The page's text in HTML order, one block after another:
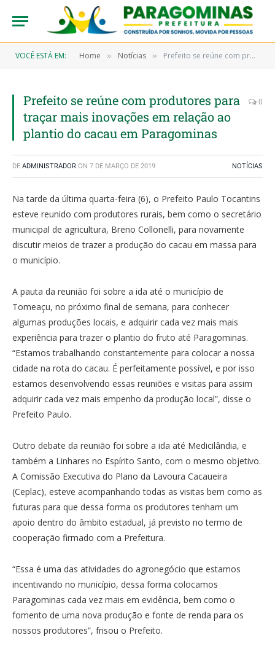
VOCÊ ESTÁ EM: Home » Notícias » Prefeito se reúne com produtores para traçar mais inovações em relação ao plantio do cacau em Paragominas
Prefeito se reúne com produtores para
traçar mais inovações em relação ao
plantio do cacau em Paragominas
0
DE ADMINISTRADOR ON 7 DE MARÇO DE 2019 NOTÍCIAS
Na tarde da última quarta-feira (6), o Prefeito Paulo Tocantins
esteve reunido com produtores rurais, bem como o secretário
municipal de agricultura, Breno Collonelli, para novamente
discutir meios de trazer a produção do cacau em massa para
o município.
A pauta da reunião foi sobre a ida até o município de
Tomeaçu, no próximo final de semana, para conhecer
algumas produções locais, e adquirir cada vez mais mais
experiência para trazer o plantio do fruto até Paragominas.
“Estamos trabalhando constantemente para colocar a nossa
cidade na rota do cacau. É perfeitamente possível, e por isso
estamos desenvolvendo essas reuniões e visitas para assim
adquirir cada vez mais empenho da produção local”, disse o
Prefeito Paulo.
Outro debate da reunião foi sobre a ida até Medicilândia, e
também a Linhares no Espírito Santo, com o mesmo objetivo.
A Comissão Executiva do Plano da Lavoura Cacaueira
(Ceplac), esteve acompanhando todas as visitas bem como as
futuras para que dessa forma os produtores tenham um
apoio dentro do âmbito estadual, já previsto no termo de
cooperação firmado com a Prefeitura.
“Essa é uma das atividades do agronegócio que estamos
incentivando no município, dessa forma colocamos
Paragominas cada vez mais em evidência, bem como o
fomento de uma nova produção e fonte de renda para os
nossos produtores”, frisou o Prefeito.